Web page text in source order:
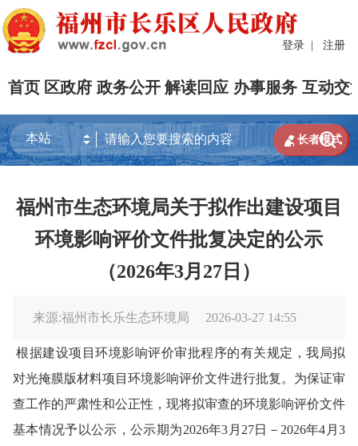
登录 | 注册
首页 区政府 政务公开 解读回应 办事服务 互动交

 长者模式
福州市生态环境局关于拟作出建设项目
环境影响评价文件批复决定的公示
（2026年3月27日）
来源:福州市长乐生态环境局 2026-03-27 14:55
根据建设项目环境影响评价审批程序的有关规定，我局拟
对光掩膜版材料项目 环境影响评价文件进行批复。为保证审
查工作的严肃性和公正性，现将拟审查的环境影响评价文件
基本情况予以公示，公示期为2026年3 月 27日－ 2026年4 月3